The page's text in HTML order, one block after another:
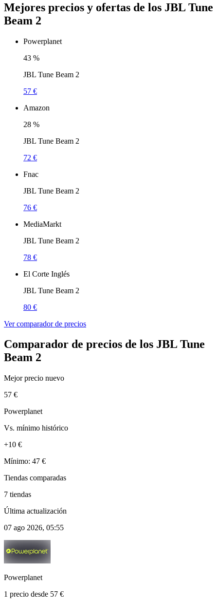
Mejores precios y ofertas de los JBL Tune
Beam 2
Powerplanet
43 %
JBL Tune Beam 2
57 €
Amazon
28 %
JBL Tune Beam 2
72 €
Fnac
JBL Tune Beam 2
76 €
MediaMarkt
JBL Tune Beam 2
78 €
El Corte Inglés
JBL Tune Beam 2
80 €
Ver comparador de precios
Comparador de precios de los JBL Tune
Beam 2
Mejor precio nuevo
57 €
Powerplanet
Vs. mínimo histórico
+10 €
Mínimo: 47 €
Tiendas comparadas
7 tiendas
Última actualización
07 ago 2026, 05:55
Powerplanet
1 precio desde 57 €